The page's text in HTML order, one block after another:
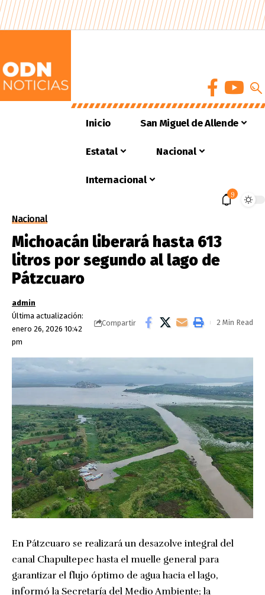
Inicio San Miguel de Allende
Estatal Nacional
Internacional
9
Nacional
Michoacán liberará hasta 613
litros por segundo al lago de
Pátzcuaro
Última actualización:
enero 26, 2026 10:42
pm
admin
Compartir 2 Min Read
En Pátzcuaro se realizará un desazolve integral del
canal Chapultepec hasta el muelle general para
garantizar el flujo óptimo de agua hacia el lago,
informó la Secretaría del Medio Ambiente; la